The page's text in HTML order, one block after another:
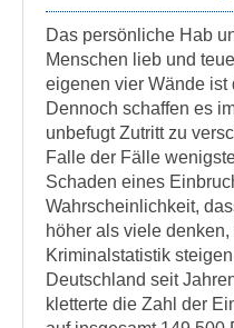
Das persönliche Hab
Menschen lieb und
eigenen vier Wände ist
Dennoch schaffen es
unbefugt Zutritt zu
Falle der Fälle
Schaden eines
Wahrscheinlichkeit,
höher als viele
Kriminalstatistik
Deutschland seit
kletterte die Zahl der